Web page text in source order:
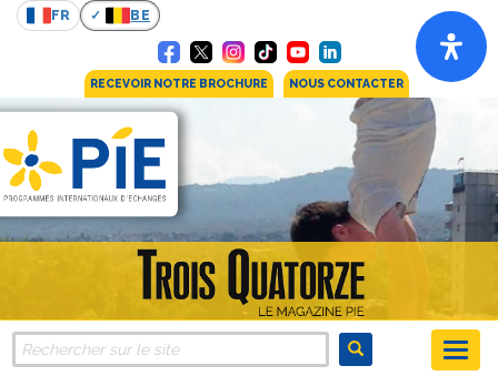
FR BE
RECEVOIR NOTRE BROCHURE NOUS CONTACTER